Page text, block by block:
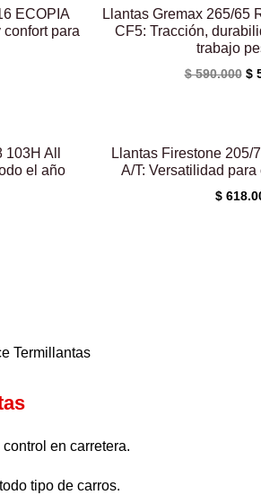
ECOPIA
para
Llantas Gremax 265/65
CF5: Tracción,
trabajo
$590.000
$
$
All
el año
Llantas Firestone 205/
A/T: Versatilidad para
$
en carretera.
tipo de carros.